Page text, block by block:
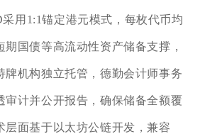
用1:1锚定港元模式，每枚代币均
期国债等高流动性资产储备支撑，
牌机构独立托管，德勤会计师事务
审计并公开报告，确保储备全额覆
层面基于以太坊公链开发，兼容